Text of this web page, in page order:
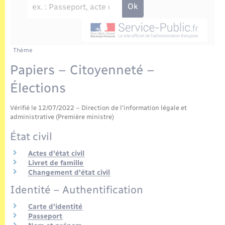
Etat-civil - Papiers - Citoyenneté
Parrainage civil
Recensement
Loisirs
Nouvel habitant
Numérique
Organisation d’événement
Transports scolaires
Travaux - Autorisation d’occupation de l’espace
Plan interactif
Présentation de la commune
Publications
La Communauté de communes
Thème
Papiers – Citoyenneté –
Élections
Vérifié le 12/07/2022 – Direction de l'information légale et
administrative (Première ministre)
État civil
Actes d'état civil
Livret de famille
Changement d'état civil
Identité – Authentification
Carte d'identité
Passeport